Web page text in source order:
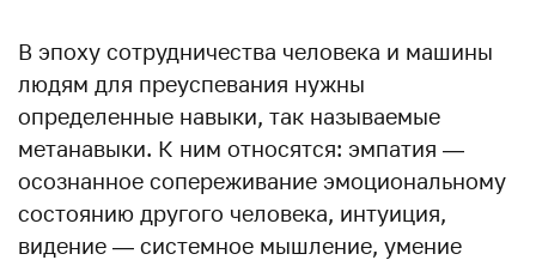
В эпоху сотрудничества человека и машины
людям для преуспевания нужны
определенные навыки, так называемые
метанавыки. К ним относятся: эмпатия —
осознанное сопереживание эмоциональному
состоянию другого человека, интуиция,
видение — системное мышление, умение